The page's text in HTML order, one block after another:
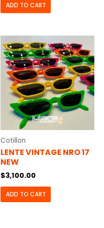
ADD TO CART
Cotillon
LENTE VINTAGE NRO 17
NEW
$3,100.00
ADD TO CART